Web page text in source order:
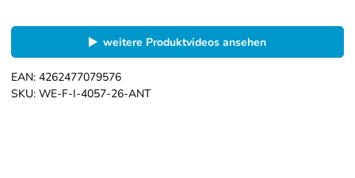
weitere Produktvideos ansehen
EAN: 4262477079576
SKU: WE-F-I-4057-26-ANT